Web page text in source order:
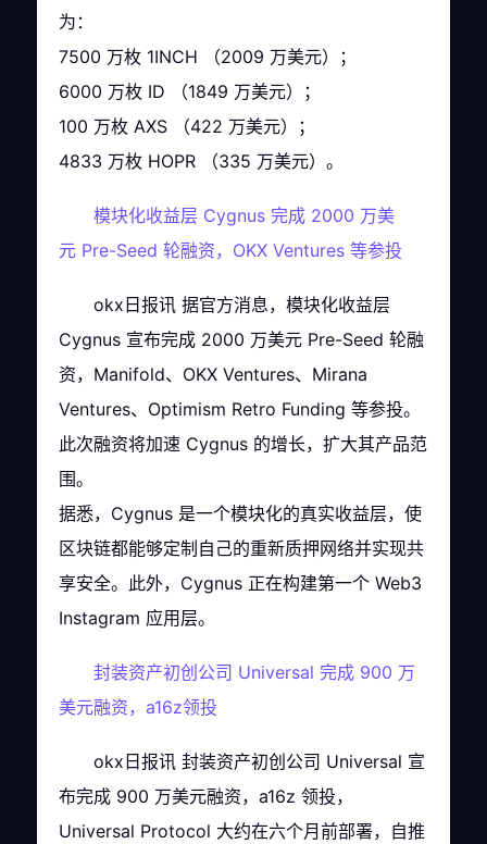
为：
7500 万枚 1INCH （2009 万美元）；
6000 万枚 ID （1849 万美元）；
100 万枚 AXS （422 万美元）；
4833 万枚 HOPR （335 万美元）。
模块化收益层 Cygnus 完成 2000 万美
元 Pre-Seed 轮融资，OKX Ventures 等参投
okx日报讯 据官方消息，模块化收益层
Cygnus 宣布完成 2000 万美元 Pre-Seed 轮融
资，Manifold、OKX Ventures、Mirana
Ventures、Optimism Retro Funding 等参投。
此次融资将加速 Cygnus 的增长，扩大其产品范
围。
据悉，Cygnus 是一个模块化的真实收益层，使
区块链都能够定制自己的重新质押网络并实现共
享安全。此外，Cygnus 正在构建第一个 Web3
Instagram 应用层。
封装资产初创公司 Universal 完成 900 万
美元融资，a16z领投
okx日报讯 封装资产初创公司 Universal 宣
布完成 900 万美元融资，a16z 领投，
Universal Protocol 大约在六个月前部署，自推